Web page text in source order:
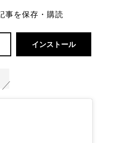
事を保存・購読
インストール